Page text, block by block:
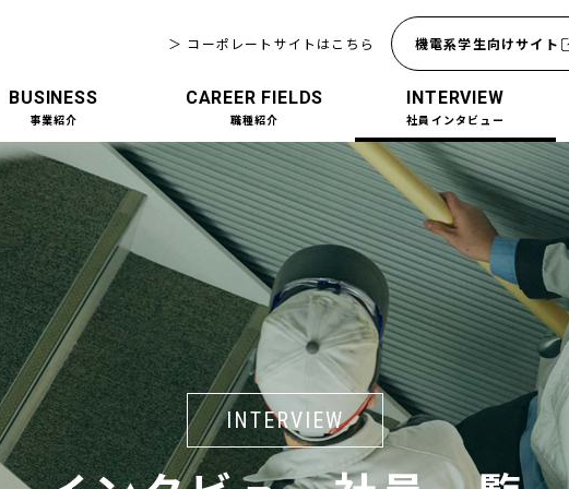
＞ コーポレートサイトはこちら 機電系学生向けサイト
BUSINESS
事業紹介
CAREER FIELDS
職種紹介
INTERVIEW
社員インタビュー
INTERVIEW